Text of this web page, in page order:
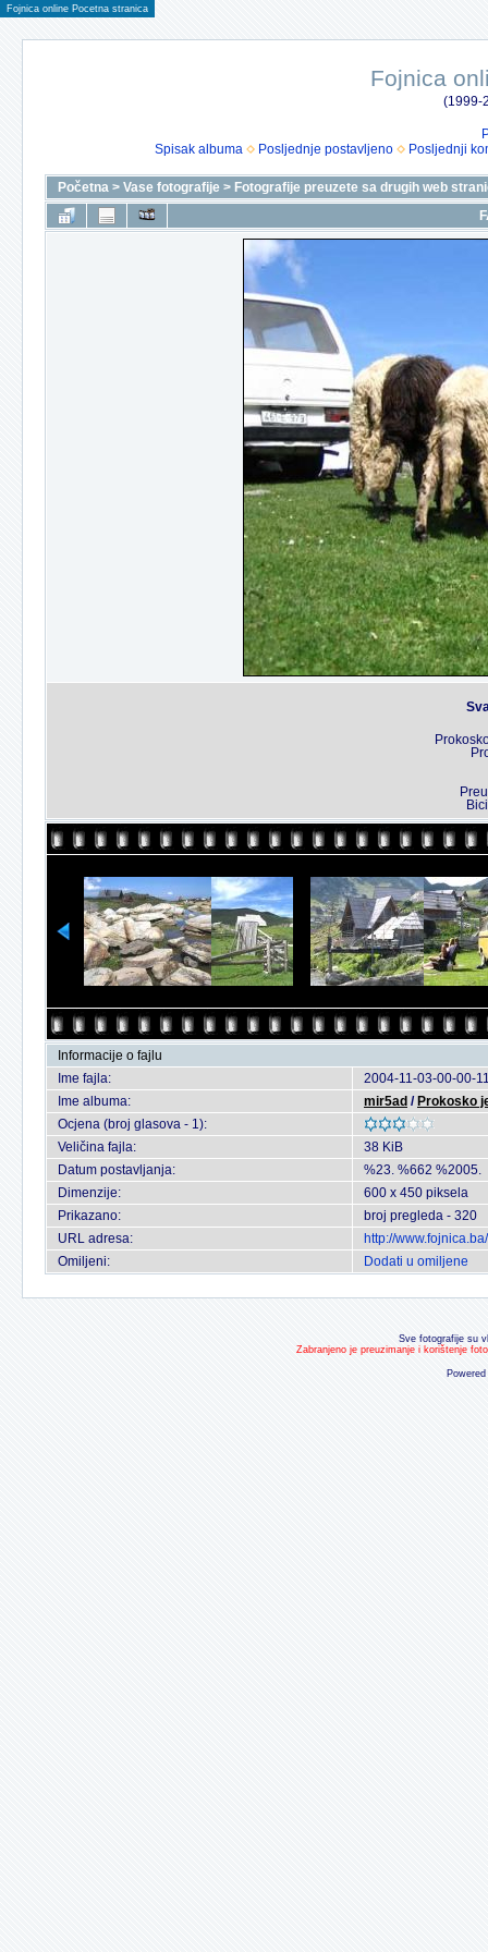
Fojnica online Pocetna stranica
Fojnica
(1999-
Spisak albuma
Posljednje postavljeno Posljednji
Početna > Vase fotografije > Fotografije preuzete sa drugih web
Informacije o fajlu
Ime fajla:
2004-11-03-00-00-
Ime albuma:
mir5ad / Prokosko
Ocjena (broj glasova - 1):
Veličina fajla:
38 KiB
Datum postavljanja:
%23. %662 %2005.
Dimenzije:
600 x 450 piksela
Prikazano:
broj pregleda - 320
URL adresa:
http://
Omiljeni:
Dodati u omiljene
Sve fotografije su
Zabranjeno je preuzimanje i korištenje